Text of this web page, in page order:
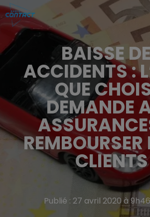
BAISSE
ACCIDENTS :
QUE
DEMANDE
REMBOURSER
CLIENTS
Publié : 27 avril 2020 à